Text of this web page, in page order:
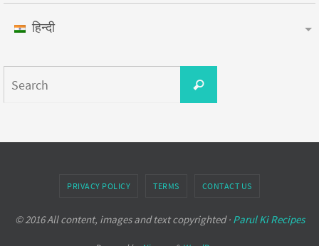
हिन्दी
PRIVACY POLICY TERMS CONTACT US
© 2016 All content, images and text copyrighted · Parul Ki Recipes